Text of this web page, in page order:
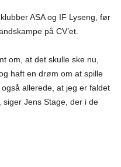
ASA og IF Lyseng, før
på CV’et.
om, at det skulle ske nu,
haft en drøm om at spille
allerede, at jeg er faldet
Jens Stage, der i de